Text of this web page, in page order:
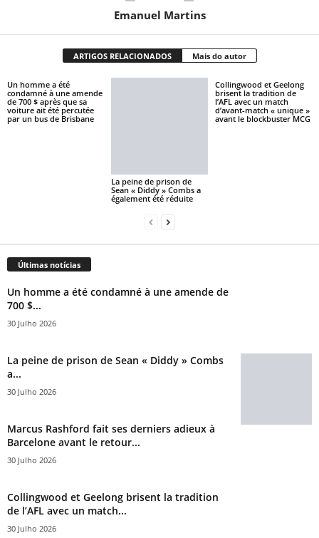
Emanuel Martins
ARTIGOS RELACIONADOS Mais do autor
Un homme a été
condamné à une amende
de 700 $ après que sa
voiture ait été percutée
par un bus de Brisbane
La peine de prison de
Sean « Diddy » Combs a
également été réduite
Collingwood et Geelong
brisent la tradition de
l’AFL avec un match
d’avant-match « unique »
avant le blockbuster MCG
Últimas notícias
Un homme a été condamné à une amende de
700 $...
30 Julho 2026
La peine de prison de Sean « Diddy » Combs
a...
30 Julho 2026
Marcus Rashford fait ses derniers adieux à
Barcelone avant le retour...
30 Julho 2026
Collingwood et Geelong brisent la tradition
de l’AFL avec un match...
30 Julho 2026